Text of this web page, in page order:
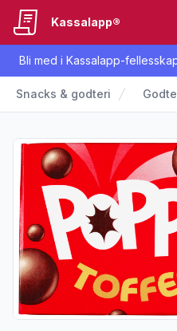
Bli med i Kassalapp-
Kassalapp®
Snacks & godteri